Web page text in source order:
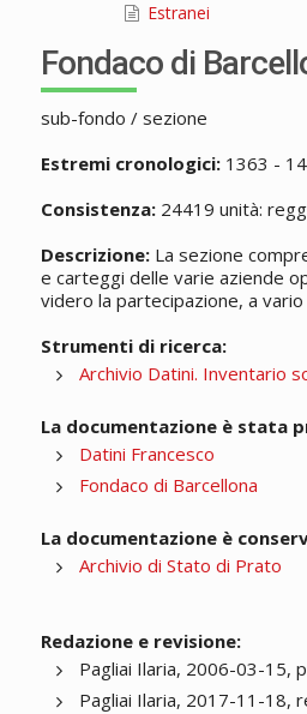
Estranei
Fondaco di
sub-fondo / sezione
Estremi cronologici:1363 -
Consistenza:24419 unità:
Descrizione:La sezione
e carteggi delle varie aziende
videro la partecipazione, a
Strumenti di ricerca:
Archivio Datini. Inventario
La documentazione è stata
Datini Francesco
Fondaco di Barcellona
La documentazione è
Archivio di Stato di Prato
Redazione e revisione:
Pagliai Ilaria, 2006-03-15,
Pagliai Ilaria, 2017-11-18,